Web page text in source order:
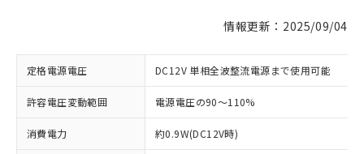
情報更新：2025/09/04
定格電源電圧 DC12V 単相全波整流電源まで使用可能
許容電圧変動範囲 電源電圧の90～110%
消費電力 約0.9W(DC12V時)